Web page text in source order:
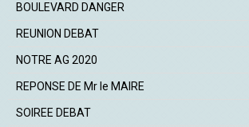
BOULEVARD DANGER
REUNION DEBAT
NOTRE AG 2020
REPONSE DE Mr le MAIRE
SOIREE DEBAT